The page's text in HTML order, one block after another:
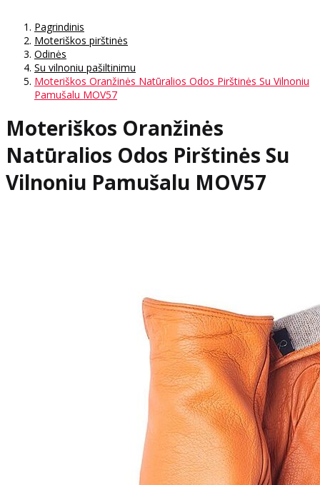
Pagrindinis
Moteriškos pirštinės
Odinės
Su vilnoniu pašiltinimu
Moteriškos Oranžinės Natūralios Odos Pirštinės Su Vilnoniu
Pamušalu MOV57
Moteriškos Oranžinės
Natūralios Odos Pirštinės Su
Vilnoniu Pamušalu MOV57